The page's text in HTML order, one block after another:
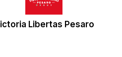
Libertas Pesaro